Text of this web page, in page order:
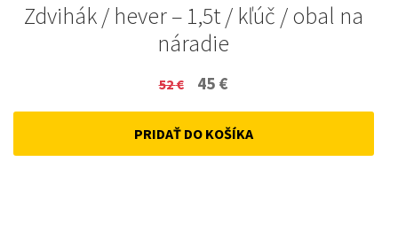
Zdvihák / hever – 1,5t / kľúč / obal na
náradie
52€
Original
price
was:
45 €
price
is:
PRIDAŤ DO KOŠÍKA